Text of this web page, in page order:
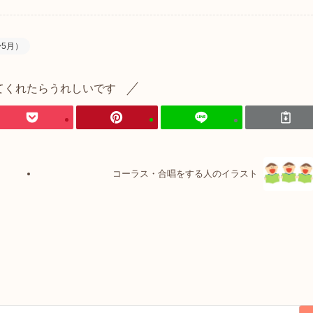
月）
くれたらうれしいです
コーラス・合唱をする人のイラスト